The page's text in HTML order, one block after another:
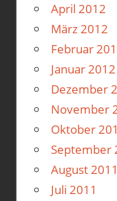
April 2012
März 2012
Februar
Januar 2012
Dezember
November
Oktober
September
August 2011
Juli 2011